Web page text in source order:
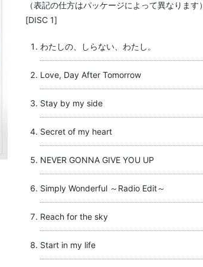
（表記の仕方はパッケージによって異なります）
[DISC 1]
わたしの、しらない、わたし。
Love, Day After Tomorrow
Stay by my side
Secret of my heart
NEVER GONNA GIVE YOU UP
Simply Wonderful ～Radio Edit～
Reach for the sky
Start in my life